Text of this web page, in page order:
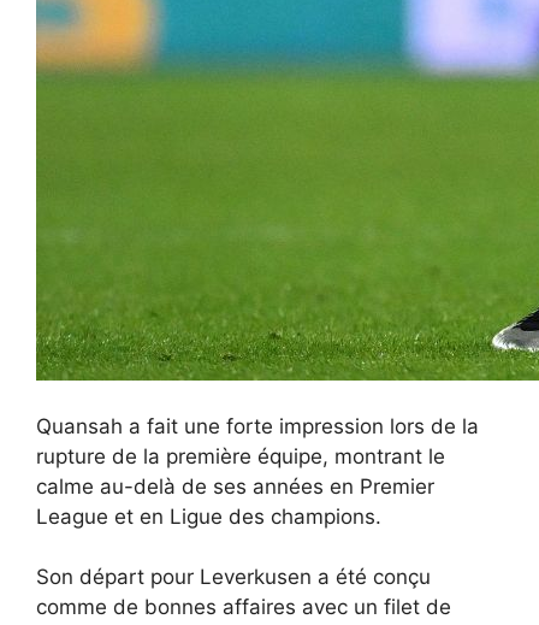
Quansah a fait une forte impression lors de la
rupture de la première équipe, montrant le
calme au-delà de ses années en Premier
League et en Ligue des champions.
Son départ pour Leverkusen a été conçu
comme de bonnes affaires avec un filet de